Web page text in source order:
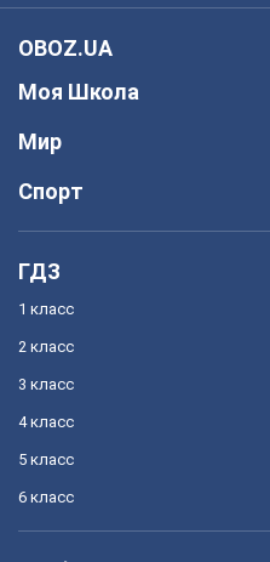
OBOZ.UA
Моя Школа
Мир
Спорт
ГДЗ
1 класс
2 класс
3 класс
4 класс
5 класс
6 класс